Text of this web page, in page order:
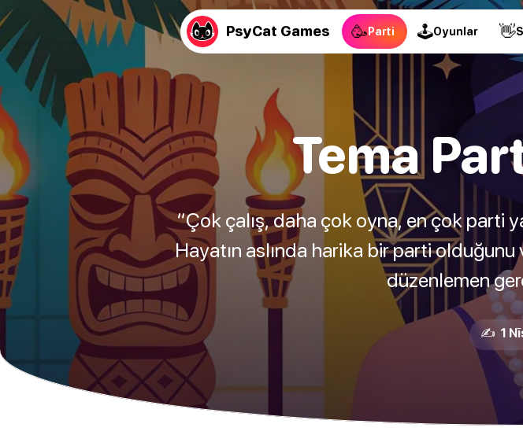
PsyCat Games 🥳Parti 🕹Oyunlar 👋
Tema
“Çok çalış, daha çok oyna, en çok parti
Hayatın aslında harika bir parti
düzenlemen
✍️ 1